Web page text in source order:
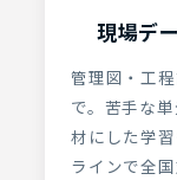
現場デ
管理図・工
で。苦手な
材にした学
ラインで全国